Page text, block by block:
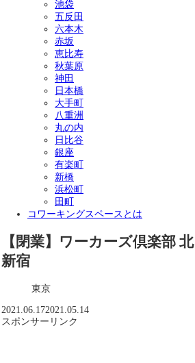
池袋
五反田
六本木
赤坂
恵比寿
秋葉原
神田
日本橋
大手町
八重洲
丸の内
日比谷
銀座
有楽町
新橋
浜松町
田町
コワーキングスペースとは
【閉業】ワーカーズ倶楽部 北
新宿
東京
2021.06.172021.05.14
スポンサーリンク